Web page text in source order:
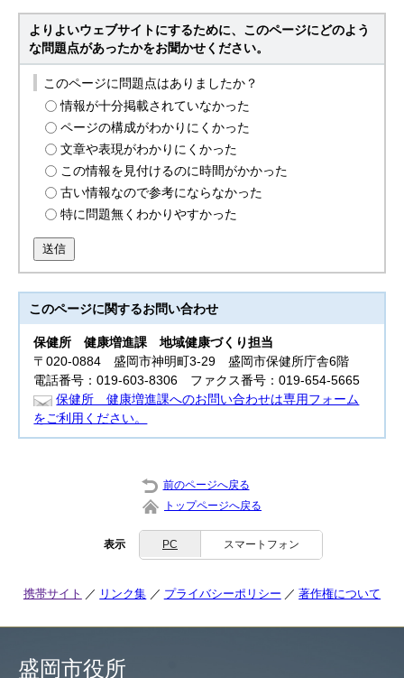
よりよいウェブサイトにするために、このページにどのよう
な問題点があったかをお聞かせください。
このページに問題点はありましたか？
情報が十分掲載されていなかった
ページの構成がわかりにくかった
文章や表現がわかりにくかった
この情報を見付けるのに時間がかかった
古い情報なので参考にならなかった
特に問題無くわかりやすかった
送信
このページに関するお問い合わせ
保健所健康増進課 地域健康づくり担当
〒020-0884 盛岡市神明町3-29 盛岡市保健所庁舎6階
電話番号：019-603-8306 ファクス番号：019-654-5665
保健所 健康増進課へのお問い合わせは専用フォーム
をご利用ください。
前のページへ戻る
トップページへ戻る
表示 PC スマートフォン
携帯サイト リンク集 プライバシーポリシー 著作権について
盛岡市役所